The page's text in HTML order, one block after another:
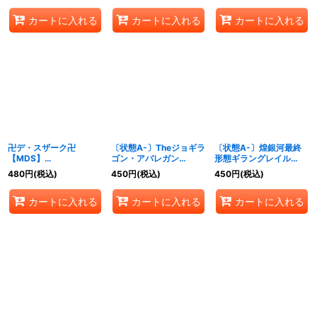
カートに入れる カートに入れる カートに入れる
卍デ・スザーク卍
【MDS】
{EX19M20/M40}
《闇》
480円(税込)
カートに入れる
〔状態A-〕Theジョギラ
ゴン・アバレガン
【MAS】
{EX19M21/M40}《無》
450円(税込)
カートに入れる
〔状態A-〕煌銀河最終
形態ギラングレイル
【VR】{EX196/68}
《光》
450円(税込)
カートに入れる